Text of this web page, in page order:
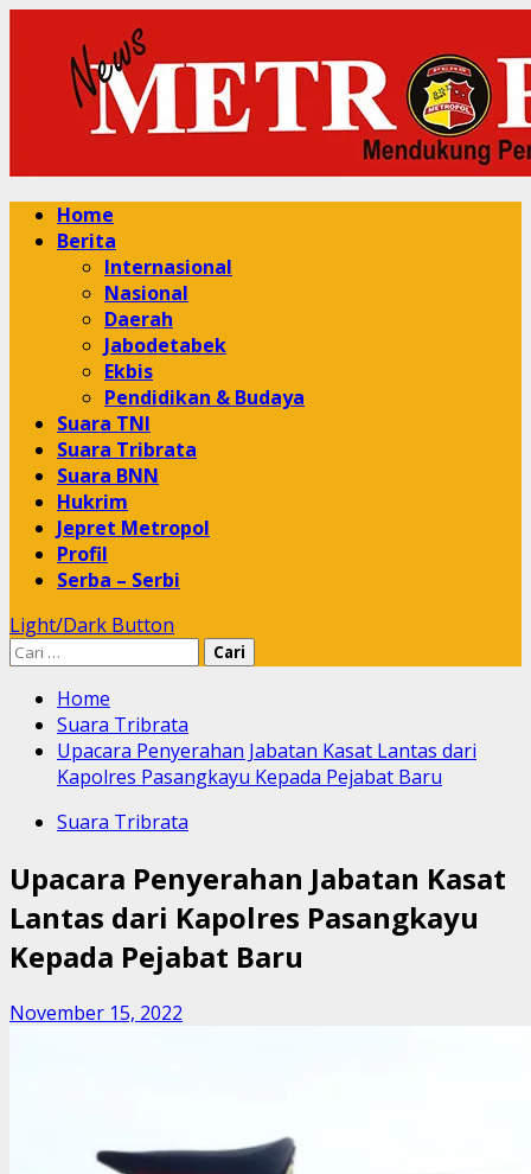
content
Primary
Menu
Home
Berita
Internasional
Nasional
Daerah
Jabodetabek
Ekbis
Pendidikan & Budaya
Suara TNI
Suara Tribrata
Suara BNN
Hukrim
Jepret Metropol
Profil
Serba – Serbi
Light/Dark Button
Cari
Home
Suara Tribrata
Upacara Penyerahan Jabatan Kasat Lantas dari
Kapolres Pasangkayu Kepada Pejabat Baru
Suara Tribrata
Upacara Penyerahan Jabatan Kasat
Lantas dari Kapolres Pasangkayu
Kepada Pejabat Baru
November 15, 2022